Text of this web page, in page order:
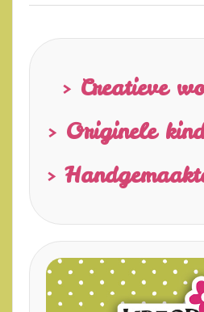
> Creatieve
> Originele
>